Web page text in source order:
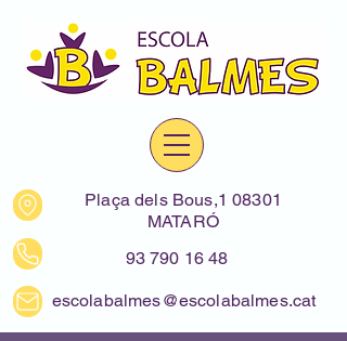
Plaça dels Bous,1 08301
MATARÓ
93 790 16 48
escolabalmes@escolabalmes.cat